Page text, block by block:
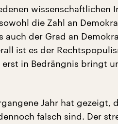
wissenschaftlichen
die Zahl an
auch der Grad an
ist es der
in Bedrängnis bringt
Jahr hat gezeigt,
falsch sind. Der